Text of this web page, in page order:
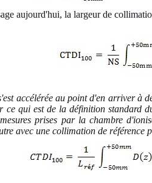
aujourd'hui, la largeur de
accélérée au point d'en arriver à
ce qui est de la définition standard
prises par la chambre
avec une collimation de référence